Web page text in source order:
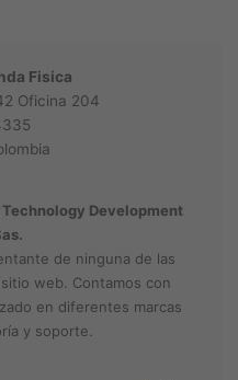
Fisica
Oficina 204
Development
de ninguna de las
web. Contamos con
en diferentes marcas
y soporte.